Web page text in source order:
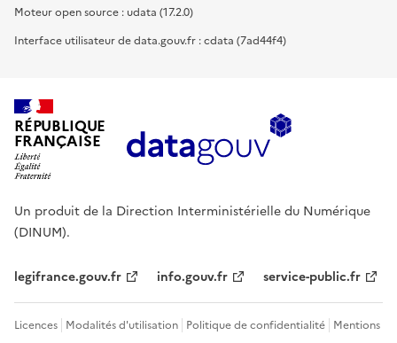
Moteur open source : udata (17.2.0)
Interface utilisateur de data.gouv.fr : cdata (7ad44f4)
RÉPUBLIQUE
FRANÇAISE
Un produit de la Direction Interministérielle du Numérique
(DINUM).
legifrance.gouv.fr info.gouv.fr service-public.fr
Licences Modalités d'utilisation Politique de confidentialité Mentions